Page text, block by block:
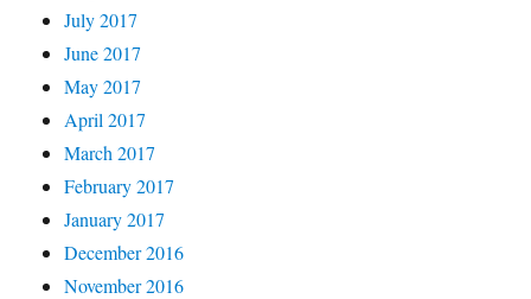
July 2017
June 2017
May 2017
April 2017
March 2017
February 2017
January 2017
December 2016
November 2016